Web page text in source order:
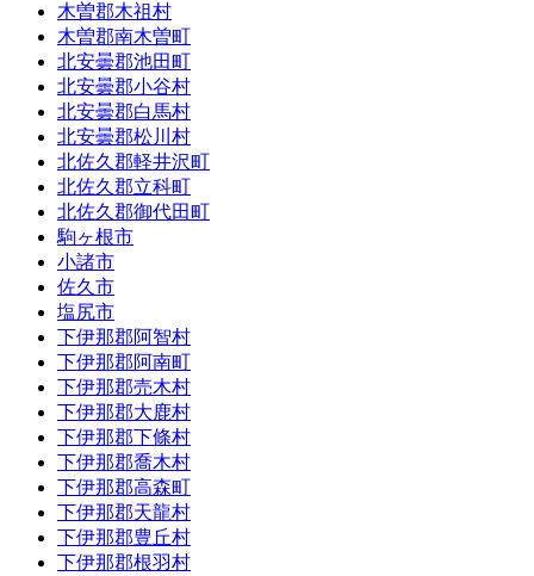
木曽郡木祖村
木曽郡南木曽町
北安曇郡池田町
北安曇郡小谷村
北安曇郡白馬村
北安曇郡松川村
北佐久郡軽井沢町
北佐久郡立科町
北佐久郡御代田町
駒ヶ根市
小諸市
佐久市
塩尻市
下伊那郡阿智村
下伊那郡阿南町
下伊那郡売木村
下伊那郡大鹿村
下伊那郡下條村
下伊那郡喬木村
下伊那郡高森町
下伊那郡天龍村
下伊那郡豊丘村
下伊那郡根羽村